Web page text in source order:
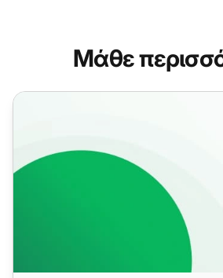
Μάθε
Απεριόριστες Εγγραφές Κλήσεων